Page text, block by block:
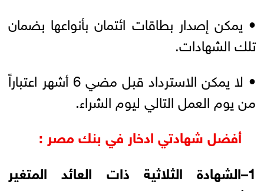
• يمكن إصدار بطاقات ائتمان بأنواعها بضمان
تلك الشهادات.
• لا يمكن الاسترداد قبل مضي 6 أشهر اعتباراً
من يوم العمل التالي ليوم الشراء.
أفضل شهادتي ادخار في بنك مصر :
1–الشهادة الثلاثية ذات العائد المتغير